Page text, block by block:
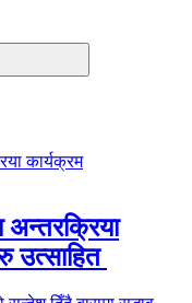
अन्तरक्रिया
उत्साहित